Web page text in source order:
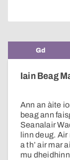
Gd
Iain Beag
Ann an àite
beag ann
Seanalair
linn deug. Air
a th’ air mar
mu